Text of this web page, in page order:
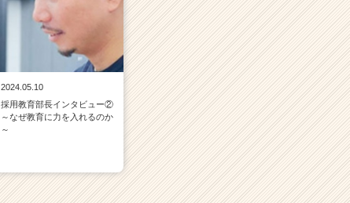
2024.05.10
採用教育部長インタビュー②
～なぜ教育に力を入れるのか
～